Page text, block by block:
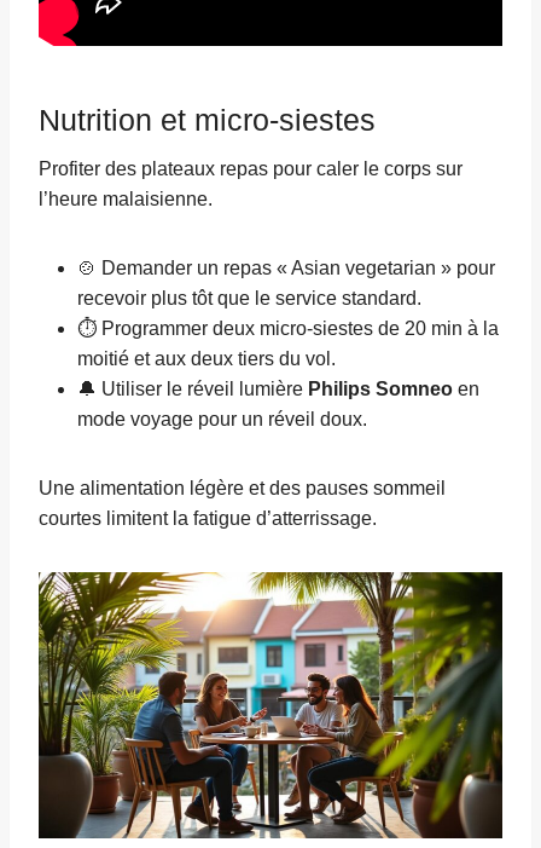
Nutrition et micro-siestes
Profiter des plateaux repas pour caler le corps sur
l’heure malaisienne.
🍲 Demander un repas « Asian vegetarian » pour
recevoir plus tôt que le service standard.
⏱️ Programmer deux micro-siestes de 20 min à la
moitié et aux deux tiers du vol.
🔔 Utiliser le réveil lumière Philips Somneo en
mode voyage pour un réveil doux.
Une alimentation légère et des pauses sommeil
courtes limitent la fatigue d’atterrissage.